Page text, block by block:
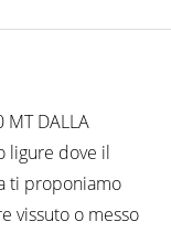
MT DALLA
ligure dove il
ti proponiamo
vissuto o messo